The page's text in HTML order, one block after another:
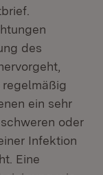
des
regelmäßig
ein sehr
oder
Infektion
Eine